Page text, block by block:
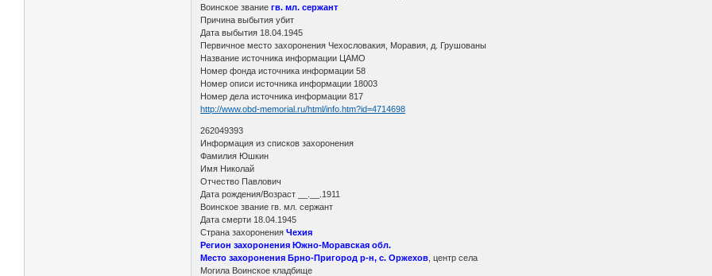
Воинское званиегв. мл. сержант
Причина выбытия убит
Дата выбытия 18.04.1945
Первичное место захоронения Чехословакия, Моравия, д. Грушованы
Название источника информации ЦАМО
Номер фонда источника информации 58
Номер описи источника информации 18003
Номер дела источника информации 817
http://www.obd-memorial.ru/html/info.htm?id=4714698
262049393
Информация из списков захоронения
Фамилия Юшкин
Имя Николай
Отчество Павлович
Дата рождения/Возраст __.__.1911
Воинское звание гв. мл. сержант
Дата смерти 18.04.1945
Страна захороненияЧехия
Регион захоронения Южно-Моравская обл.
Место захоронения Брно-Пригород р-н, с. Оржехов , центр села
Могила Воинское кладбище